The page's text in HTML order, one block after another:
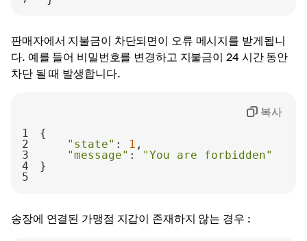
판매자에서 지불금이 차단되면이 오류 메시지를 받게됩니
다. 예를 들어 비밀번호를 변경하고 지불금이 24 시간 동안
차단 될 때 발생합니다.
1
2
"state" : 1
3
"message" :
"You are forbidden"
4
5
복사
송장에 연결된 가맹점 지갑이 존재하지 않는 경우 :